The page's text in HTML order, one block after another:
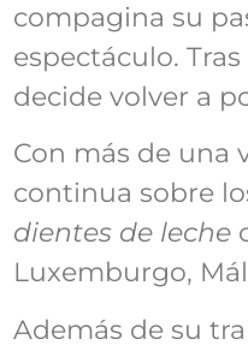
compagina su
espectáculo.
decide volver a
Con más de una
continua sobre
dientes de leche
Luxemburgo,
Además de su